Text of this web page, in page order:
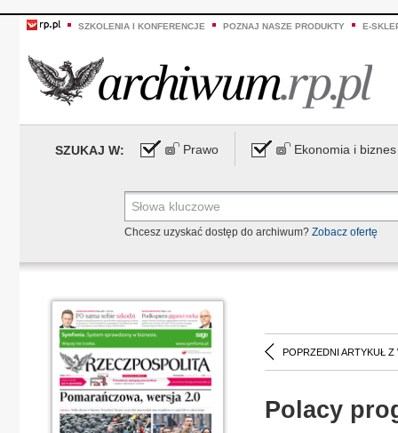
SZKOLENIA I KONFERENCJE POZNAJ NASZE PRODUKTY E-
SZUKAJ W: Prawo Ekonomia i biznes
Chcesz uzyskać dostęp do archiwum? Zobacz ofertę
POPRZEDNI ARTYKUŁ Z
Polacy